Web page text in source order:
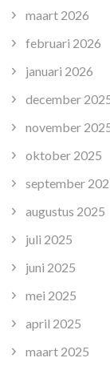
maart 2026
februari 2026
januari 2026
december
november
oktober 2025
september
augustus 2025
juli 2025
juni 2025
mei 2025
april 2025
maart 2025